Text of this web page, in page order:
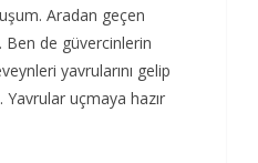
Aradan geçen
Ben de güvercinlerin
yavrularını gelip
uçmaya hazır